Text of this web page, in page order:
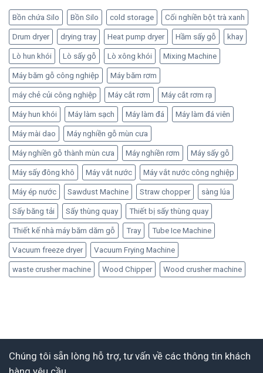
Bồn chứa Silo Bồn Silo cold storage Cối nghiền bột trà xanh
Drum dryer drying tray Heat pump dryer Hầm sấy gỗ khay
Lò hun khói Lò sấy gỗ Lò xông khói Mixing Machine
Máy băm gỗ công nghiệp Máy băm rơm
máy chẻ củi công nghiệp Máy cắt rơm Máy cắt rơm rạ
Máy hun khói Máy làm sạch Máy làm đá Máy làm đá viên
Máy mài dao Máy nghiền gỗ mùn cưa
Máy nghiền gỗ thành mùn cưa Máy nghiền rơm Máy sấy gỗ
Máy sấy đông khô Máy vắt nước Máy vắt nước công nghiệp
Máy ép nước Sawdust Machine Straw chopper sàng lúa
Sấy băng tải Sấy thùng quay Thiết bị sấy thùng quay
Thiết kế nhà máy băm dăm gỗ Tray Tube Ice Machine
Vacuum freeze dryer Vacuum Frying Machine
waste crusher machine Wood Chipper Wood crusher machine
Chúng tôi sẵn lòng hỗ trợ, tư vấn về các thông tin khách